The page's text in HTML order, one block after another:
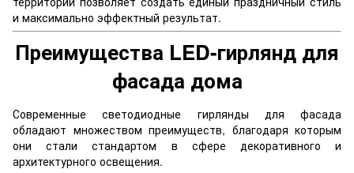
и максимально эффектный результат.
Преимущества LED-гирлянд для
фасада дома
Современные светодиодные гирлянды для фасада
обладают множеством преимуществ, благодаря которым
они стали стандартом в сфере декоративного и
архитектурного освещения.